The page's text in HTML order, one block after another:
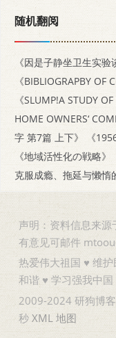
随机翻阅
《因是子静坐卫生实验
《BIBLIOGRAPBY OF
《SLUMP!A STUDY
HOME OWNERS‘
字 第7篇 上下》
《
《地域活性化の戦略》
克服成瘾、拖延与懒惰
声明：资料信息来
有意见可邮件
热爱伟大祖国 ♥ 维
和谐 ♥ 学习强我中国
2009-2024 研狗博客
秒 XML 地图